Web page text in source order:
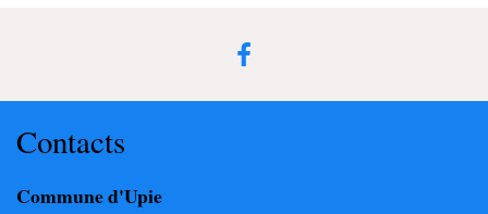
Contacts
Commune d'Upie